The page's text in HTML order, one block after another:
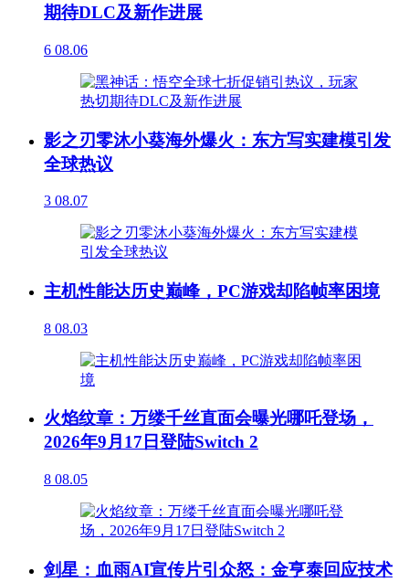
期待DLC及新作进展
6 08.06
影之刃零沐小葵海外爆火：东方写实建模引发
全球热议
3 08.07
主机性能达历史巅峰，PC游戏却陷帧率困境
8 08.03
火焰纹章：万缕千丝直面会曝光哪吒登场，
2026年9月17日登陆Switch 2
8 08.05
剑星：血雨AI宣传片引众怒：金亨泰回应技术